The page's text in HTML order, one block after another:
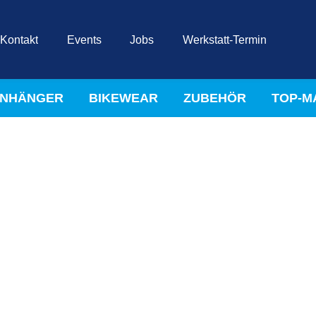
Kontakt Events Jobs Werkstatt-Termin
BIKEWEAR ZUBEHÖR TOP-